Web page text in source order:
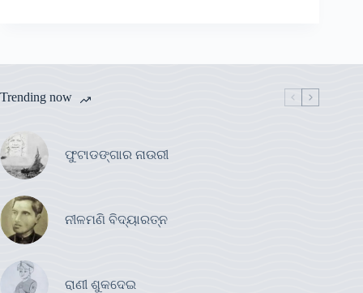
Trending now
ଫୁଟାଡଙ୍ଗାର ନାଉରୀ
ନୀଳମଣି ବିଦ୍ୟାରତ୍ନ
ରାଣୀ ଶୁକଦେଇ